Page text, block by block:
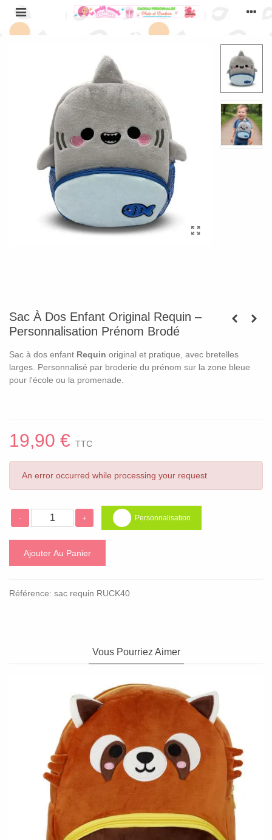
Sac À Dos Enfant Original Requin –
Personnalisation Prénom Brodé
Sac à dos enfant Requin original et pratique, avec bretelles
larges. Personnalisé par broderie du prénom sur la zone bleue
pour l'école ou la promenade.
19,90 € TTC
An error occurred while processing your request
- + Personnalisation
Ajouter Au Panier
Référence: sac requin RUCK40
Vous Pourriez Aimer